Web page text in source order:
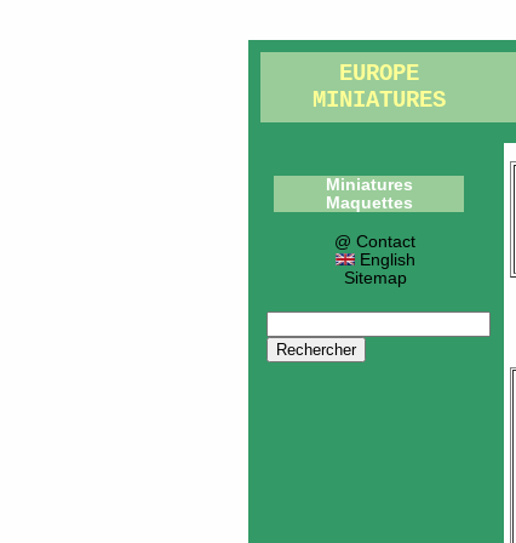
EUROPE
MINIATURES
Miniatures
Maquettes
@ Contact
English
Sitemap